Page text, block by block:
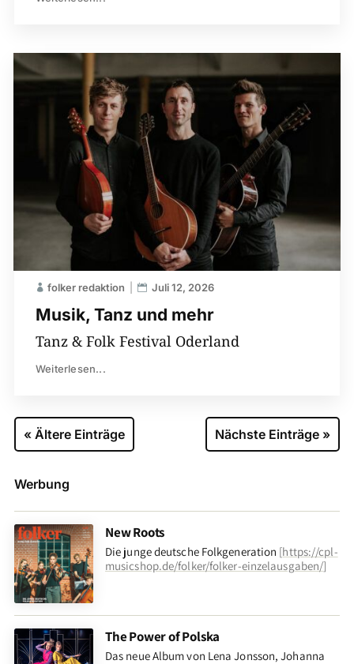
Musik, Tanz und mehr
folker redaktion Juli 12, 2026
Tanz & Folk Festival Oderland
Weiterlesen...
« Ältere Einträge Nächste Einträge »
Werbung
New Roots
Die junge deutsche Folkgeneration [https://cpl-
musicshop.de/folker/folker-einzelausgaben/]
The Power of Polska
Das neue Album von Lena Jonsson, Johanna